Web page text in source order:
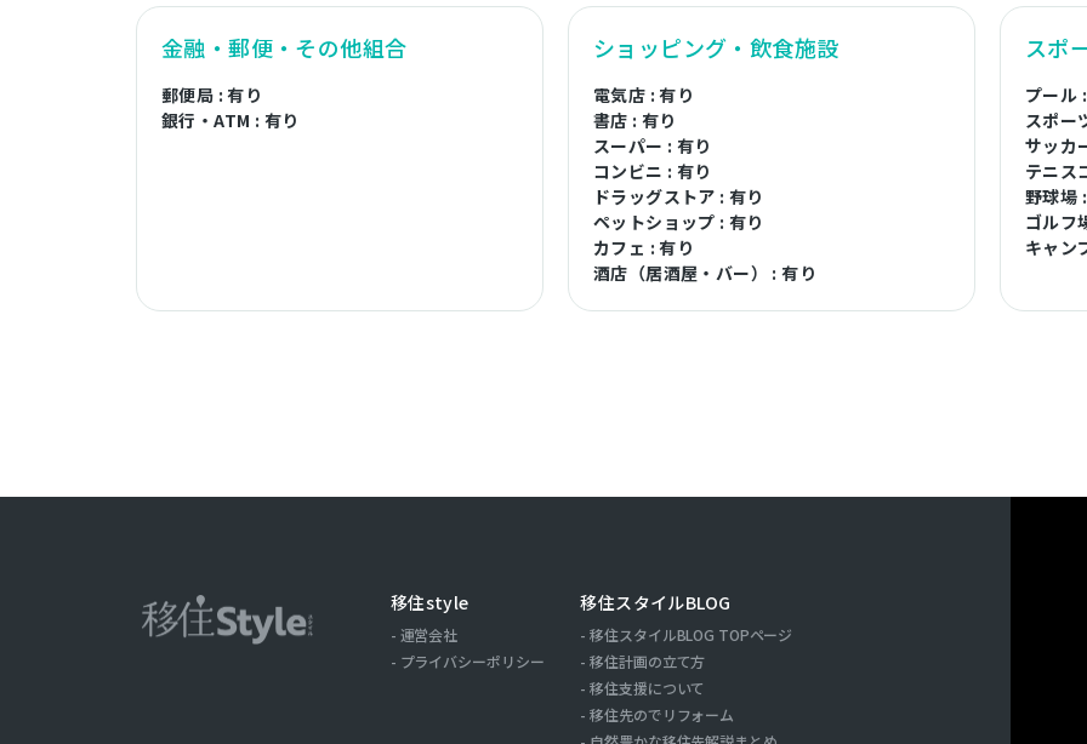
金融・郵便・その他組合
郵便局 : 有り
銀行・ATM : 有り
ショッピング・飲食施設
電気店 : 有り
書店 : 有り
スーパー : 有り
コンビニ : 有り
ドラッグストア : 有り
ペットショップ : 有り
カフェ : 有り
酒店（居酒屋・バー） : 有り
スポ
プール
スポー
サッカ
テニス
野球場
ゴルフ
キャン
移住style
運営会社
プライバシーポリシー
移住スタイルBLOG
移住スタイルBLOG TOPページ
移住計画の立て方
移住支援について
移住先のでリフォーム